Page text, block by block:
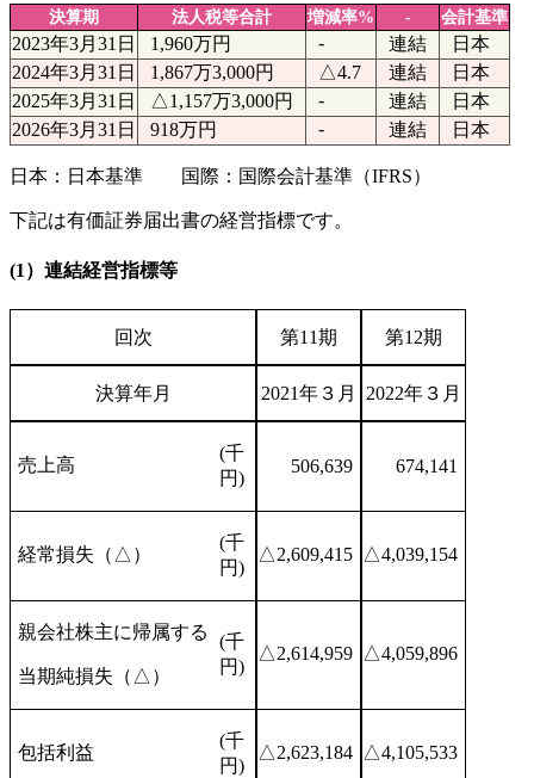
決算期 法人税等合計 増減率% - 会計基準
2023年3月31日 1,960万円 - 連結
日本
2024年3月31日
1,867万3,000円 △4.7 連結
日本
2025年3月31日
△1,157万3,000円 - 連結
日本
2026年3月31日
918万円 - 連結 日本
日本：日本基準 国際：国際会計基準（IFRS）
下記は有価証券届出書の経営指標です。
(1）連結経営指標等
回次 第11期 第12期
決算年月 2021年３月 2022年３月
売上高
(千
円)
506,639 674,141
経常損失（△）
(千
円)
△2,609,415 △4,039,154
親会社株主に帰属する
当期純損失（△）
(千
円)
△2,614,959 △4,059,896
包括利益
(千
円)
△2,623,184 △4,105,533